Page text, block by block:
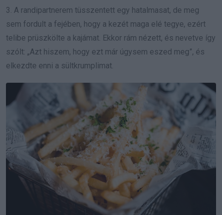
3. A randipartnerem tüsszentett egy hatalmasat, de meg
sem fordult a fejében, hogy a kezét maga elé tegye, ezért
telibe prüszkölte a kajámat. Ekkor rám nézett, és nevetve így
szólt: „Azt hiszem, hogy ezt már úgysem eszed meg”, és
elkezdte enni a sültkrumplimat.